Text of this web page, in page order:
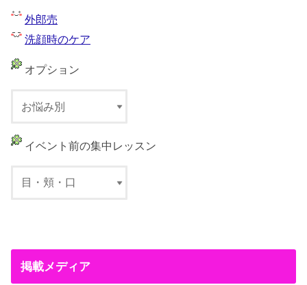
外郎売
洗顔時のケア
オプション
イベント前の集中レッスン
掲載メディア